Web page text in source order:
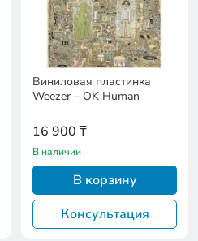
Виниловая пластинка
Weezer – OK Human
16 900 ₸
В наличии
В корзину
Консультация